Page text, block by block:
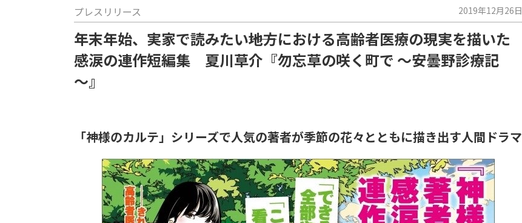
プレスリリース 2019年12月26日
年末年始、実家で読みたい――地方における高齢者医療の現実を描いた
感涙の連作短編集 夏川草介『勿忘草の咲く町で ～安曇野診療記
～』
「神様のカルテ」シリーズで人気の著者が季節の花々とともに描き出す人間ドラマ